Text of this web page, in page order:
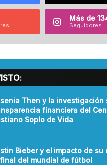
Más de
Seguidores
Then y la investigación
financiera del
Soplo de Vida
Bieber y el impacto de su
del mundial de fútbol